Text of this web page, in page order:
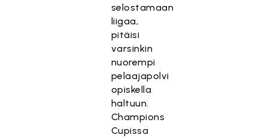
selostamaan
liigaa,
pitäisi
varsinkin
nuorempi
pelaajapolvi
opiskella
haltuun.
Champions
Cupissa